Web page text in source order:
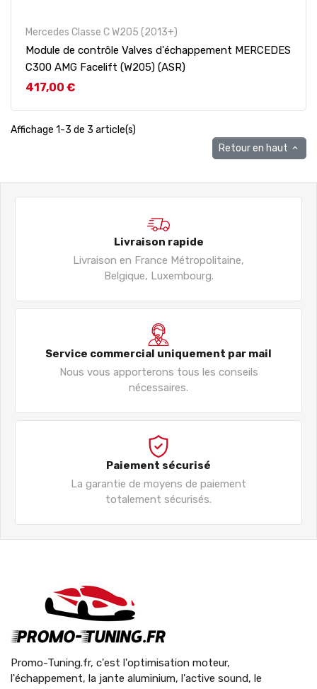
Mercedes Classe C W205 (2013+)
Module de contrôle Valves d'échappement MERCEDES
C300 AMG Facelift (W205) (ASR)
Prix
417,00 €
Affichage 1-3 de 3 article(s)
Retour en haut 
Livraison rapide
Livraison en France Métropolitaine,
Belgique, Luxembourg.
Service commercial uniquement par mail
Nous vous apporterons tous les conseils
nécessaires.
Paiement sécurisé
La garantie de moyens de paiement
totalement sécurisés.
Promo-Tuning.fr, c'est l'optimisation moteur,
l'échappement, la jante aluminium, l'active sound, le